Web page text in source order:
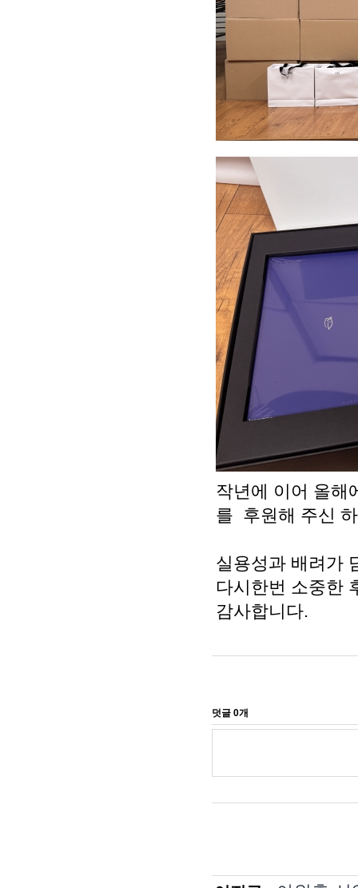
작년에 이어 올해
를 후원해 주신
실용성과 배려가
다시한번 소중한
감사합니다.